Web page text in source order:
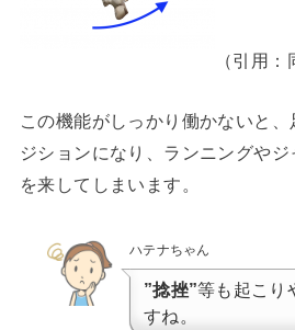
（引用：
この機能がしっかり働かないと
ジションになり、ランニングや
を来してしまいます。
ハテナちゃん
”捻挫”等も起こり
すね。